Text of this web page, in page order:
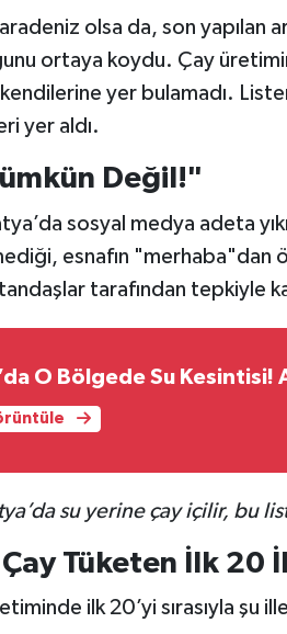
olsa da, son yapılan
ortaya koydu. Çay
yer bulamadı.
yer aldı.
Değil!"
sosyal medya adeta
esnafın "merhaba"dan
tarafından tepkiyle
O Bölgede Su Kesintisi!
su yerine çay içilir, bu
Çay Tüketen İlk 20
ilk 20’yi sırasıyla şu